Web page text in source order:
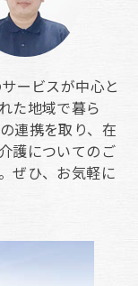
ービスが中心と
た地域で暮ら
連携を取り、在
護についてのご
ぜひ、お気軽に